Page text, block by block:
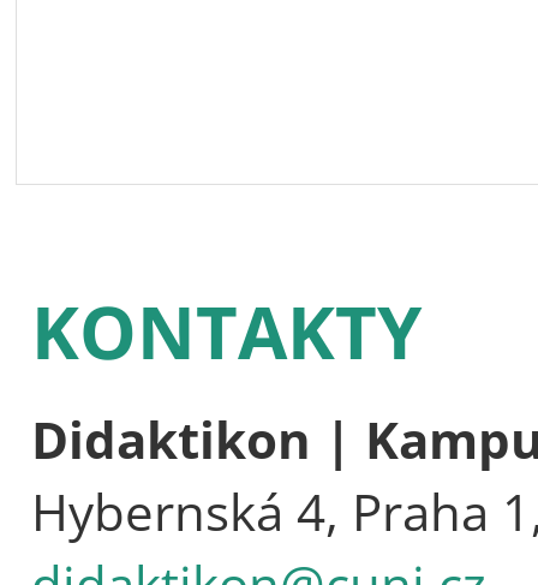
KONTAKTY
Didaktikon |
Hybernská 4, Praha